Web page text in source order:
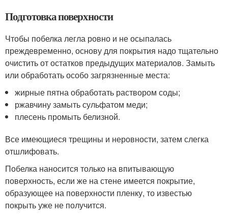
Подготовка поверхности
Чтобы побелка легла ровно и не осыпалась
преждевременно, основу для покрытия надо тщательно
очистить от остатков предыдущих материалов. Замыть
или обработать особо загрязненные места:
жирные пятна обработать раствором соды;
ржавчину замыть сульфатом меди;
плесень промыть белизной.
Все имеющиеся трещины и неровности, затем слегка
отшлифовать.
Побелка наносится только на впитывающую
поверхность, если же на стене имеется покрытие,
образующее на поверхности пленку, то известью
покрыть уже не получится.